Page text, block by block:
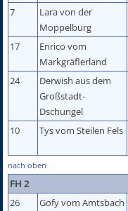
7
Lara von der
Moppelburg
17
Enrico vom
Markgräflerland
24
Derwish aus dem
Großstadt-
Dschungel
10 Tys vom Steilen Fels
nach oben
FH 2
26
Gofy vom Amtsbach